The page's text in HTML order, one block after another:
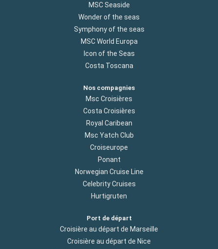
MSC Seaside
Wonder of the seas
Symphony of the seas
MSC World Europa
Icon of the Seas
Costa Toscana
Nos compagnies
Msc Croisières
Costa Croisières
Royal Caribean
Msc Yatch Club
Croiseurope
Ponant
Norwegian Cruise Line
Celebrity Cruises
Hurtigruten
Port de départ
Croisière au départ de Marseille
Croisière au départ de Nice